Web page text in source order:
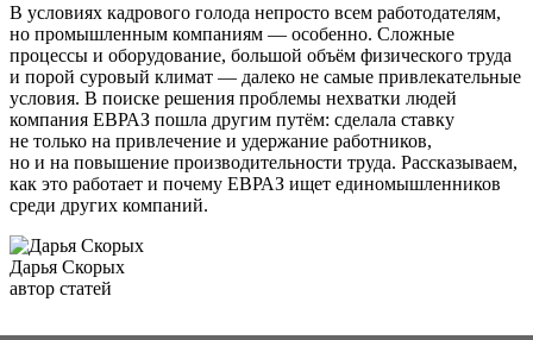
В условиях кадрового голода непросто всем работодателям,
но промышленным компаниям — особенно. Сложные
процессы и оборудование, большой объём физического труда
и порой суровый климат — далеко не самые привлекательные
условия. В поиске решения проблемы нехватки людей
компания ЕВРАЗ пошла другим путём: сделала ставку
не только на привлечение и удержание работников,
но и на повышение производительности труда. Рассказываем,
как это работает и почему ЕВРАЗ ищет единомышленников
среди других компаний.
Дарья Скорых
автор статей